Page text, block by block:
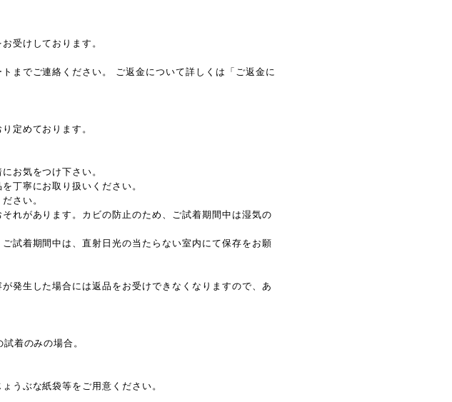
受けしております。
までご連絡ください。 ご返金について詳しくは「ご返金に
定めております。
お気をつけ下さい。
丁寧にお取り扱いください。
さい。
れがあります。カビの防止のため、ご試着期間中は湿気の
試着期間中は、直射日光の当たらない室内にて保存をお願
発生した場合には返品をお受けできなくなりますので、あ
着のみの場合。
うぶな紙袋等をご用意ください。